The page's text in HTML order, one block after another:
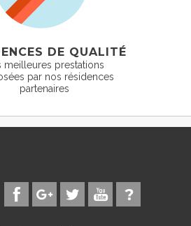
DE QUALITÉ
meilleures prestations
par nos résidences
partenaires